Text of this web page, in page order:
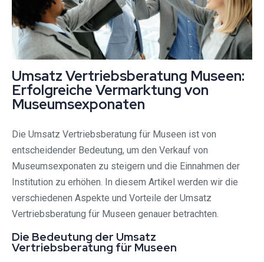
Umsatz Vertriebsberatung Museen:
Erfolgreiche Vermarktung von
Museumsexponaten
Die Umsatz Vertriebsberatung für Museen ist von
entscheidender Bedeutung, um den Verkauf von
Museumsexponaten zu steigern und die Einnahmen der
Institution zu erhöhen. In diesem Artikel werden wir die
verschiedenen Aspekte und Vorteile der Umsatz
Vertriebsberatung für Museen genauer betrachten.
Die Bedeutung der Umsatz
Vertriebsberatung für Museen